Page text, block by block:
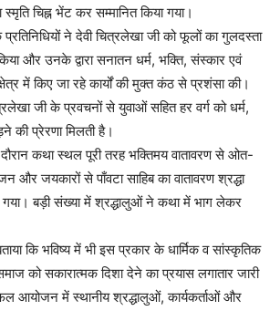
स्मृति चिह्न भेंट कर सम्मानित किया गया।
ने देवी चित्रलेखा जी को फूलों का गुलदस्ता
और उनके द्वारा सनातन धर्म, भक्ति, संस्कार एवं
में किए जा रहे कार्यों की मुक्त कंठ से प्रशंसा की।
जी के प्रवचनों से युवाओं सहित हर वर्ग को धर्म,
प्रेरणा मिलती है।
कथा स्थल पूरी तरह भक्तिमय वातावरण से ओत-
और जयकारों से पाँवटा साहिब का वातावरण श्रद्धा
गया। बड़ी संख्या में श्रद्धालुओं ने कथा में भाग लेकर
कि भविष्य में भी इस प्रकार के धार्मिक व सांस्कृतिक
को सकारात्मक दिशा देने का प्रयास लगातार जारी
आयोजन में स्थानीय श्रद्धालुओं, कार्यकर्ताओं और